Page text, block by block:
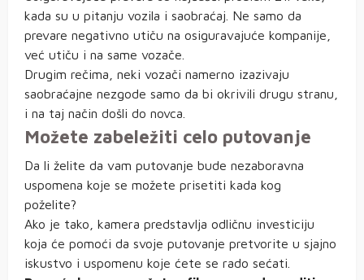
kada su u pitanju vozila i saobraćaj. Ne samo da
prevare negativno utiču na osiguravajuće kompanije,
već utiču i na same vozače.
Drugim rečima, neki vozači namerno izazivaju
saobraćajne nezgode samo da bi okrivili drugu stranu,
i na taj način došli do novca.
Možete zabeležiti celo putovanje
Da li želite da vam putovanje bude nezaboravna
uspomena koje se možete prisetiti kada kog
poželite?
Ako je tako, kamera predstavlja odličnu investiciju
koja će pomoći da svoje putovanje pretvorite u sjajno
iskustvo i uspomenu koje ćete se rado sećati.